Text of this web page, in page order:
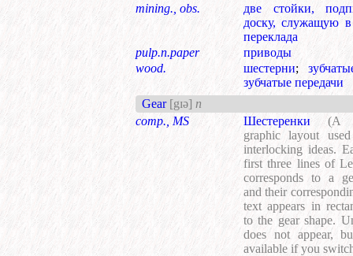
mining., obs.
две стойки,
доску, служащую в
переклада
pulp.n.paper
приводы
wood.
шестерни;
зубчатые передачи
Gear [gɪə] n
comp., MS
Шестеренки
(A
graphic layout
interlocking ideas.
first three lines of
corresponds to a
and their
text appears in
to the gear shape.
does not appear,
available if you